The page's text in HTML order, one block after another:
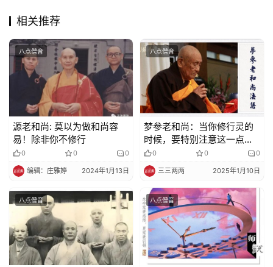
公
益
慈
佛
教
人
物
寺
巡
礼
登录 注册
相关推荐
八点僧音
源老和尚: 莫以为做和尚容
易！除非你不修行
0 0 0
编辑：庄雅婷 2024年1月13日
八点僧音
梦参老和尚：当你修行灵的
时候，要特别注意这一点！
否则会遭磨难
0 0 0
三三两两 2025年1月10日
八点僧音 八点僧音